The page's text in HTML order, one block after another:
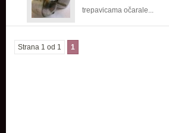
trepavicama očarale...
Strana 1 od 1 1